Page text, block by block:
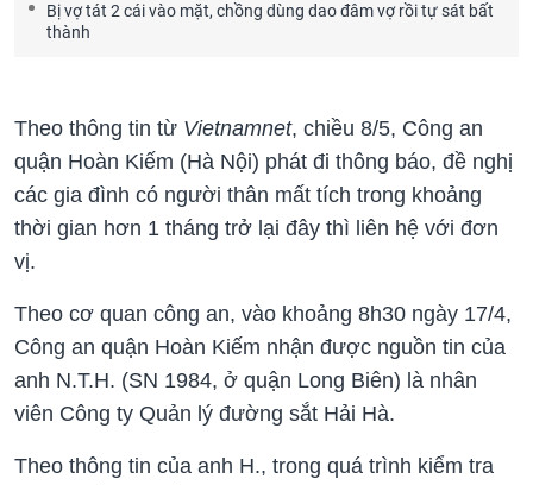
Bị vợ tát 2 cái vào mặt, chồng dùng dao đâm vợ rồi tự sát bất
thành
Theo thông tin từ Vietnamnet, chiều 8/5, Công an
quận Hoàn Kiếm (Hà Nội) phát đi thông báo, đề nghị
các gia đình có người thân mất tích trong khoảng
thời gian hơn 1 tháng trở lại đây thì liên hệ với đơn
vị.
Theo cơ quan công an, vào khoảng 8h30 ngày 17/4,
Công an quận Hoàn Kiếm nhận được nguồn tin của
anh N.T.H. (SN 1984, ở quận Long Biên) là nhân
viên Công ty Quản lý đường sắt Hải Hà.
Theo thông tin của anh H., trong quá trình kiểm tra